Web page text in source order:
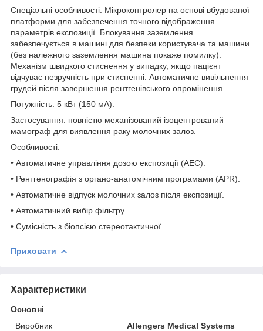
Спеціальні особливості: Мікроконтролер на основі вбудованої
платформи для забезпечення точного відображення
параметрів експозиції. Блокування заземлення
забезпечується в машині для безпеки користувача та машини
(без належного заземлення машина покаже помилку).
Механізм швидкого стиснення у випадку, якщо пацієнт
відчуває незручність при стисненні. Автоматичне вивільнення
грудей після завершення рентгенівського опромінення.
Потужність: 5 кВт (150 мА).
Застосування: повністю механізований ізоцентрований
мамограф для виявлення раку молочних залоз.
Особливості:
• Автоматичне управління дозою експозиції (АЕС).
• Рентгенографія з органо-анатомічним програмами (APR).
• Автоматичне відпуск молочних залоз після експозиції.
• Автоматичний вибір фільтру.
• Сумісність з біопсією стереотактичної
Приховати
Характеристики
Основні
Виробник
Allengers Medical Systems